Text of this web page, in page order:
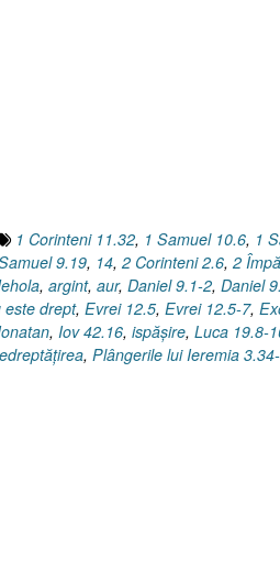
1 Corinteni 11.32, 1 Samuel 10.6, 1
9.19, 14, 2 Corinteni 2.6, 2
, argint, aur, Daniel 9.1-2, Daniel
este drept, Evrei 12.5, Evrei 12.5-7,
, Iov 42.16, ispăşire, Luca 19.8-
, Plângerile lui Ieremia